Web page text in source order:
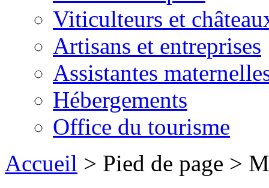
Viticulteurs et
Artisans et entreprises
Assistantes
Hébergements
Office du tourisme
Accueil > Pied de page >